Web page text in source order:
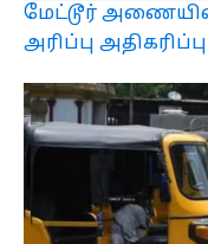
மேட்டூர்
அரிப்பு அதிகரிப்பு